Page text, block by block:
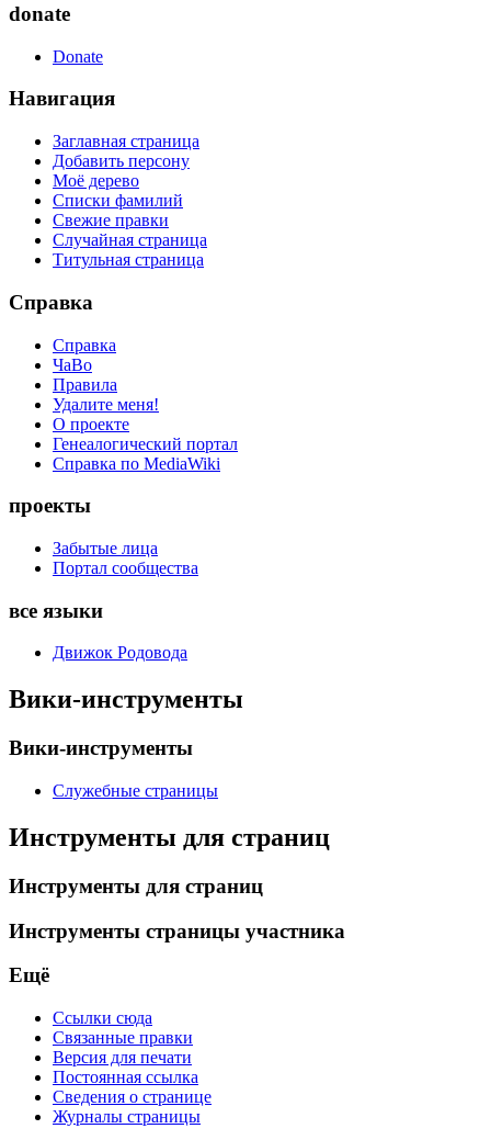
donate
Donate
Навигация
Заглавная страница
Добавить персону
Моё дерево
Списки фамилий
Свежие правки
Случайная страница
Титульная страница
Справка
Справка
ЧаВо
Правила
Удалите меня!
О проекте
Генеалогический портал
Справка по MediaWiki
проекты
Забытые лица
Портал сообщества
все языки
Движок Родовода
Вики-инструменты
Вики-инструменты
Служебные страницы
Инструменты для страниц
Инструменты для страниц
Инструменты страницы участника
Ещё
Ссылки сюда
Связанные правки
Версия для печати
Постоянная ссылка
Сведения о странице
Журналы страницы